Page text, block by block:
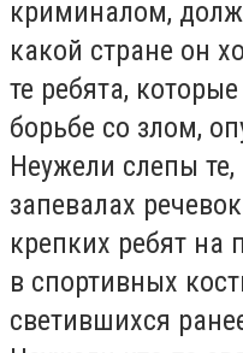
криминалом,
какой стране он
те ребята,
борьбе со злом,
Неужели слепы
запевалах
крепких ребят на
в спортивных
светившихся